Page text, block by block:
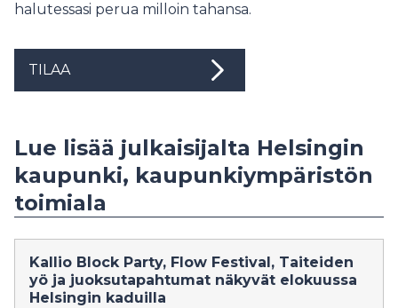
halutessasi perua milloin tahansa.
TILAA
Lue lisää julkaisijalta Helsingin
kaupunki, kaupunkiympäristön
toimiala
Kallio Block Party, Flow Festival, Taiteiden
yö ja juoksutapahtumat näkyvät elokuussa
Helsingin kaduilla